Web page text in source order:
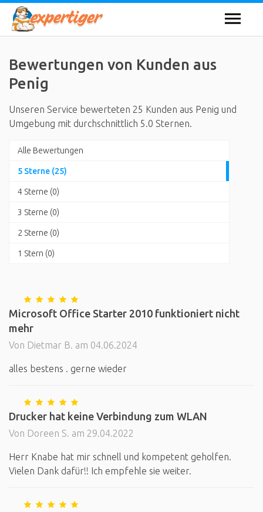
Bewertungen von Kunden aus
Penig
Unseren Service bewerteten 25 Kunden aus Penig und
Umgebung mit durchschnittlich 5.0 Sternen.
Alle Bewertungen
5 Sterne (25)
4 Sterne (0)
3 Sterne (0)
2 Sterne (0)
1 Stern (0)
Microsoft Office Starter 2010 funktioniert nicht
mehr
Von Dietmar B. am 04.06.2024
alles bestens . gerne wieder
Drucker hat keine Verbindung zum WLAN
Von Doreen S. am 29.04.2022
Herr Knabe hat mir schnell und kompetent geholfen.
Vielen Dank dafür!! Ich empfehle sie weiter.